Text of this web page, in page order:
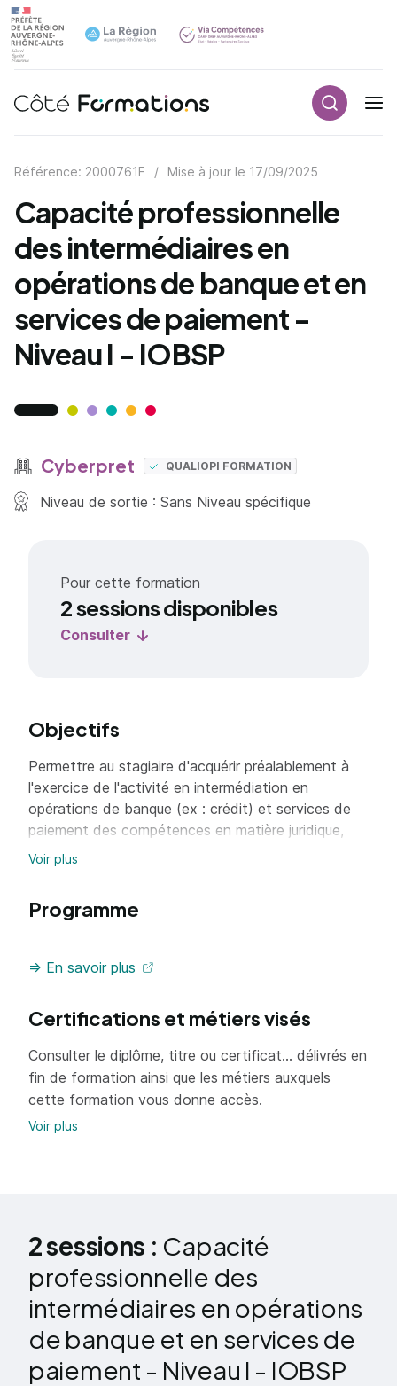
Navigation principale
Référence: 2000761F / Mise à jour le 17/09/2025
Capacité professionnelle
des intermédiaires en
opérations de banque et en
services de paiement -
Niveau I - IOBSP
Cyberpret QUALIOPI FORMATION
Niveau de sortie : Sans Niveau spécifique
Pour cette formation
2 sessions disponibles
Consulter
Objectifs
Permettre au stagiaire d'acquérir préalablement à
l'exercice de l'activité en intermédiation en
opérations de banque (ex : crédit) et services de
paiement des compétences en matière juridique,
technique, commerciale et administrative, définies
Voir plus
Programme
=> En savoir plus
Certifications et métiers visés
Consulter le diplôme, titre ou certificat... délivrés en
fin de formation ainsi que les métiers auxquels
cette formation vous donne accès.
Voir plus
2 sessions : Capacité
professionnelle des
intermédiaires en opérations
de banque et en services de
paiement - Niveau I - IOBSP